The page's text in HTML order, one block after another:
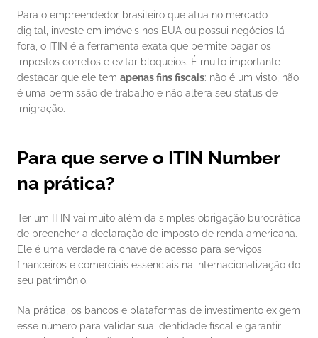
Para o empreendedor brasileiro que atua no mercado
digital, investe em imóveis nos EUA ou possui negócios lá
fora, o ITIN é a ferramenta exata que permite pagar os
impostos corretos e evitar bloqueios. É muito importante
destacar que ele tem apenas fins fiscais: não é um visto, não
é uma permissão de trabalho e não altera seu status de
imigração.
Para que serve o ITIN Number
na prática?
Ter um ITIN vai muito além da simples obrigação burocrática
de preencher a declaração de imposto de renda americana.
Ele é uma verdadeira chave de acesso para serviços
financeiros e comerciais essenciais na internacionalização do
seu patrimônio.
Na prática, os bancos e plataformas de investimento exigem
esse número para validar sua identidade fiscal e garantir